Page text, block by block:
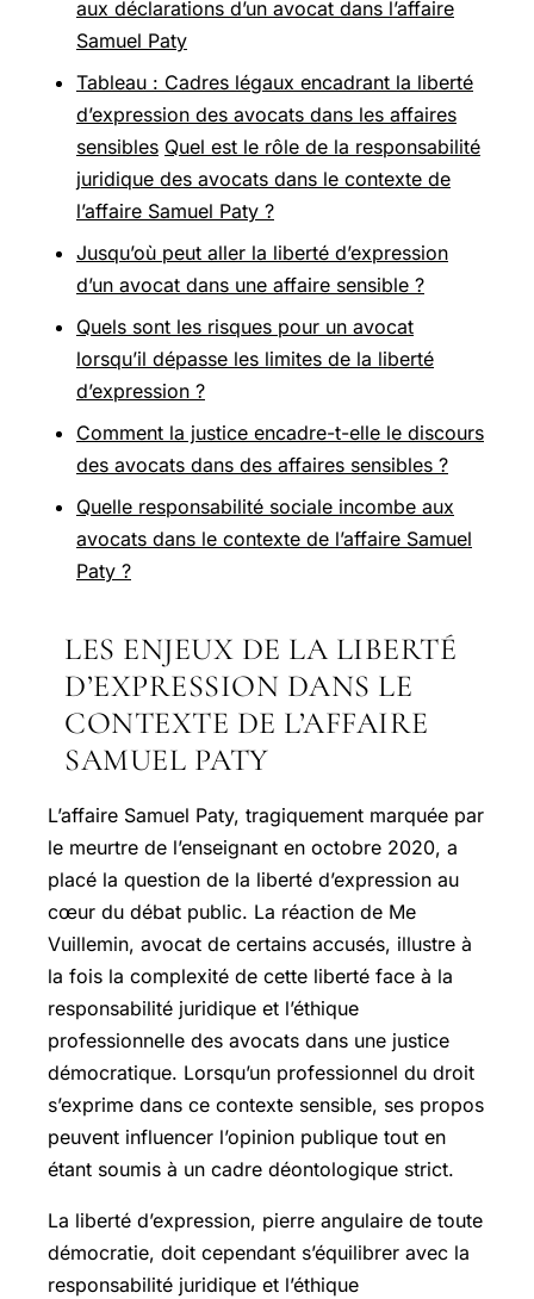
aux déclarations d’un avocat dans l’affaire
Samuel Paty
Tableau : Cadres légaux encadrant la liberté
d’expression des avocats dans les affaires
sensibles Quel est le rôle de la responsabilité
juridique des avocats dans le contexte de
l’affaire Samuel Paty ?
Jusqu’où peut aller la liberté d’expression
d’un avocat dans une affaire sensible ?
Quels sont les risques pour un avocat
lorsqu’il dépasse les limites de la liberté
d’expression ?
Comment la justice encadre-t-elle le discours
des avocats dans des affaires sensibles ?
Quelle responsabilité sociale incombe aux
avocats dans le contexte de l’affaire Samuel
Paty ?
LES ENJEUX DE LA LIBERTÉ
D’EXPRESSION DANS LE
CONTEXTE DE L’AFFAIRE
SAMUEL PATY
L’affaire Samuel Paty, tragiquement marquée par
le meurtre de l’enseignant en octobre 2020, a
placé la question de la liberté d’expression au
cœur du débat public. La réaction de Me
Vuillemin, avocat de certains accusés, illustre à
la fois la complexité de cette liberté face à la
responsabilité juridique et l’éthique
professionnelle des avocats dans une justice
démocratique. Lorsqu’un professionnel du droit
s’exprime dans ce contexte sensible, ses propos
peuvent influencer l’opinion publique tout en
étant soumis à un cadre déontologique strict.
La liberté d’expression, pierre angulaire de toute
démocratie, doit cependant s’équilibrer avec la
responsabilité juridique et l’éthique